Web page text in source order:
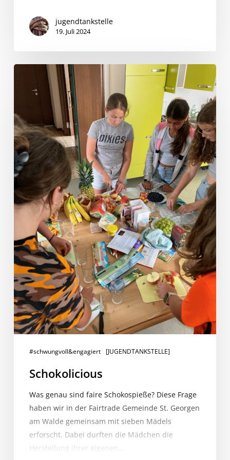
jugendtankstelle
19. Juli 2024
Schokolicious
#schwungvoll&engagiert [JUGENDTANKSTELLE]
Schokolicious
Was genau sind faire Schokospieße? Diese Frage
haben wir in der Fairtrade Gemeinde St. Georgen
am Walde gemeinsam mit sieben Mädels
erforscht. Dabei durften die Mädchen die
Herstellung ihrer eigenen…